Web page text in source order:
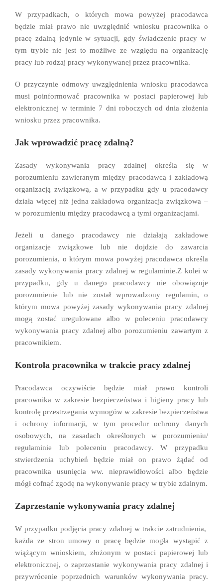
W przypadkach, o których mowa powyżej pracodawca
będzie miał prawo nie uwzględnić wniosku pracownika o
pracę zdalną jedynie w sytuacji, gdy świadczenie pracy w
tym trybie nie jest to możliwe ze względu na organizację
pracy lub rodzaj pracy wykonywanej przez pracownika.
O przyczynie odmowy uwzględnienia wniosku pracodawca
musi poinformować pracownika w postaci papierowej lub
elektronicznej w terminie 7 dni roboczych od dnia złożenia
wniosku przez pracownika.
Jak wprowadzić pracę zdalną?
Zasady wykonywania pracy zdalnej określa się w
porozumieniu zawieranym między pracodawcą i zakładową
organizacją związkową, a w przypadku gdy u pracodawcy
działa więcej niż jedna zakładowa organizacja związkowa –
w porozumieniu między pracodawcą a tymi organizacjami.
Jeżeli u danego pracodawcy nie działają zakładowe
organizacje związkowe lub nie dojdzie do zawarcia
porozumienia, o którym mowa powyżej pracodawca określa
zasady wykonywania pracy zdalnej w regulaminie.Z kolei w
przypadku, gdy u danego pracodawcy nie obowiązuje
porozumienie lub nie został wprowadzony regulamin, o
którym mowa powyżej zasady wykonywania pracy zdalnej
mogą zostać uregulowane albo w poleceniu pracodawcy
wykonywania pracy zdalnej albo porozumieniu zawartym z
pracownikiem.
Kontrola pracownika w trakcie pracy zdalnej
Pracodawca oczywiście będzie miał prawo kontroli
pracownika w zakresie bezpieczeństwa i higieny pracy lub
kontrolę przestrzegania wymogów w zakresie bezpieczeństwa
i ochrony informacji, w tym procedur ochrony danych
osobowych, na zasadach określonych w porozumieniu/
regulaminie lub poleceniu pracodawcy. W przypadku
stwierdzenia uchybień będzie miał on prawo żądać od
pracownika usunięcia ww. nieprawidłowości albo będzie
mógł cofnąć zgodę na wykonywanie pracy w trybie zdalnym.
Zaprzestanie wykonywania pracy zdalnej
W przypadku podjęcia pracy zdalnej w trakcie zatrudnienia,
każda ze stron umowy o pracę będzie mogła wystąpić z
wiążącym wnioskiem, złożonym w postaci papierowej lub
elektronicznej, o zaprzestanie wykonywania pracy zdalnej i
przywrócenie poprzednich warunków wykonywania pracy.